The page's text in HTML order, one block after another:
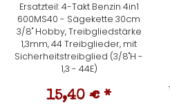
Ersatzteil: 4-Takt Benzin 4in1
600MS40 - Sägekette 30cm
3/8" Hobby, Treibgliedstärke
1,3mm, 44 Treibglieder, mit
Sicherheitstreibglied (3/8"H -
1,3 - 44E)
15,40 € *